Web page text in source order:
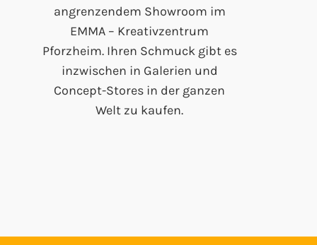
angrenzendem Showroom im
EMMA – Kreativzentrum
Pforzheim. Ihren Schmuck gibt es
inzwischen in Galerien und
Concept-Stores in der ganzen
Welt zu kaufen.